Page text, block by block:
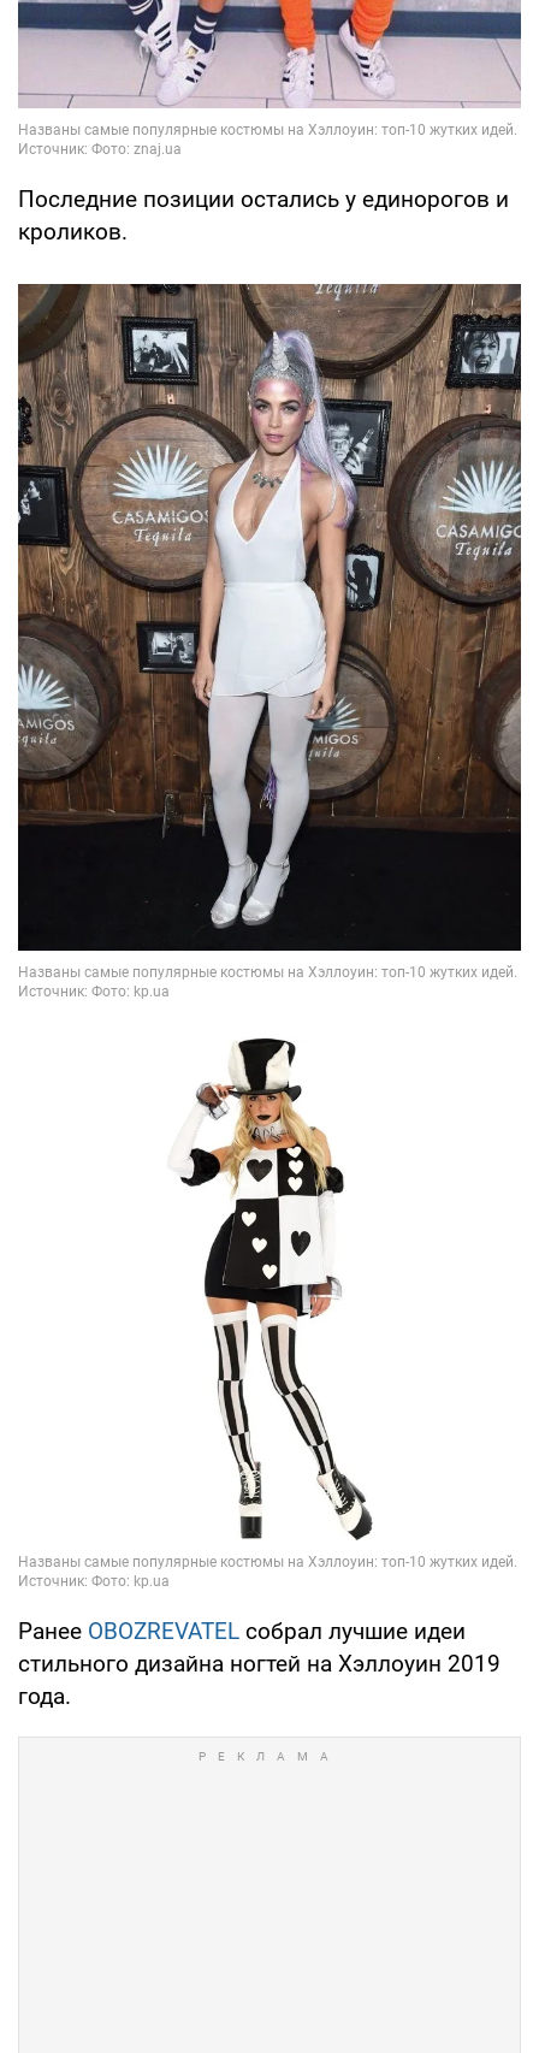
Последние позиции остались у единорогов и
кроликов.
Ранее OBOZREVATEL собрал лучшие идеи
стильного дизайна ногтей на Хэллоуин 2019
года.